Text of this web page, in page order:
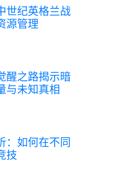
世纪英格兰战
源管理
醒之路揭示暗
与未知真相
：如何在不同
技